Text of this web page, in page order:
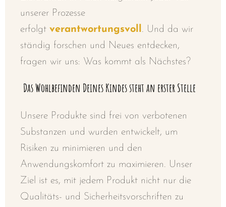
unserer Prozesse
erfolgt verantwortungsvoll. Und da wir
ständig forschen und Neues entdecken,
fragen wir uns: Was kommt als Nächstes?
Das Wohlbefinden Deines Kindes steht an erster Stelle
Unsere Produkte sind frei von verbotenen
Substanzen und wurden entwickelt, um
Risiken zu minimieren und den
Anwendungskomfort zu maximieren. Unser
Ziel ist es, mit jedem Produkt nicht nur die
Qualitäts- und Sicherheitsvorschriften zu